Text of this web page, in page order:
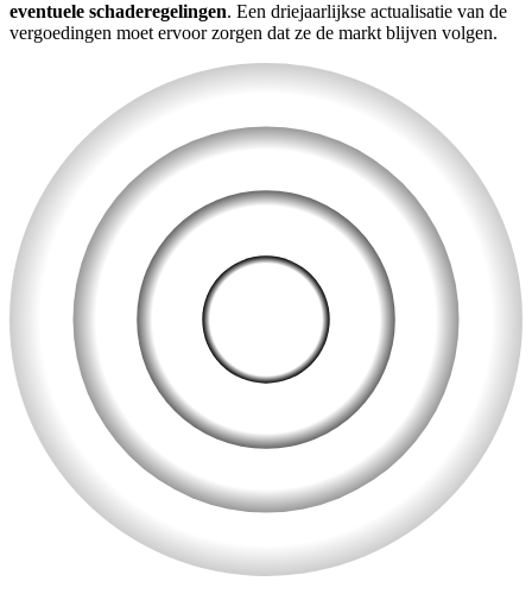
eventuele schaderegelingen. Een driejaarlijkse actualisatie van de
vergoedingen moet ervoor zorgen dat ze de markt blijven volgen.